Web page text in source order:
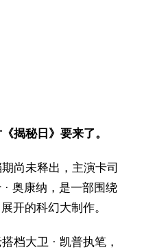
揭秘日》要来了。
尚未释出，主演卡司
奥康纳，是一部围绕
开的科幻大制作。
档大卫 · 凯普执笔，